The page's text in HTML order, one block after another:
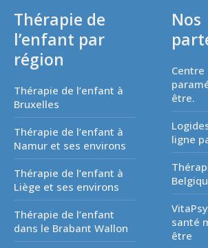
Thérapie de
l’enfant par
région
Thérapie de l’enfant à
Bruxelles
Thérapie de l’enfant à
Namur et ses environs
Thérapie de l’enfant à
Liège et ses environs
Thérapie de l’enfant
dans le Brabant Wallon
Nos
Centre
être.
ligne
santé
être